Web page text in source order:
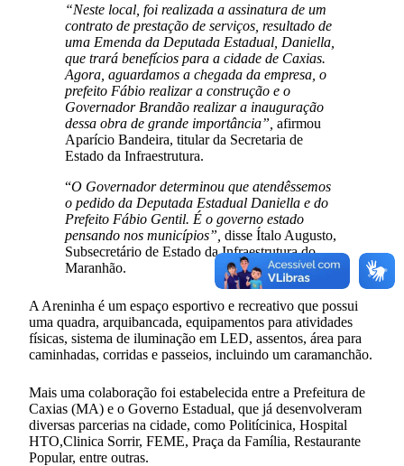
“Neste local, foi realizada a assinatura de um
contrato de prestação de serviços, resultado de
uma Emenda da Deputada Estadual, Daniella,
que trará benefícios para a cidade de Caxias.
Agora, aguardamos a chegada da empresa, o
prefeito Fábio realizar a construção e o
Governador Brandão realizar a inauguração
dessa obra de grande importância”, afirmou
Aparício Bandeira, titular da Secretaria de
Estado da Infraestrutura.
“O Governador determinou que atendêssemos
o pedido da Deputada Estadual Daniella e do
Prefeito Fábio Gentil. É o governo estado
pensando nos municípios”, disse Ítalo Augusto,
Subsecretário de Estado da Infraestrutura do
Maranhão.
A Areninha é um espaço esportivo e recreativo que possui
uma quadra, arquibancada, equipamentos para atividades
físicas, sistema de iluminação em LED, assentos, área para
caminhadas, corridas e passeios, incluindo um caramanchão.
Mais uma colaboração foi estabelecida entre a Prefeitura de
Caxias (MA) e o Governo Estadual, que já desenvolveram
diversas parcerias na cidade, como Politícinica, Hospital
HTO,Clinica Sorrir, FEME, Praça da Família, Restaurante
Popular, entre outras.